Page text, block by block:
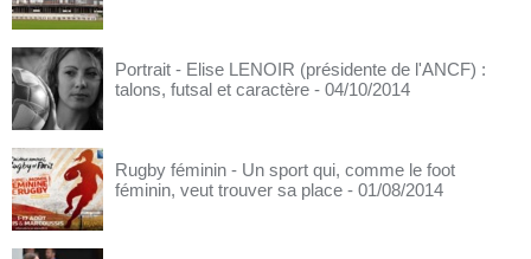
Portrait - Elise LENOIR (présidente de l'ANCF) :
talons, futsal et caractère - 04/10/2014
Rugby féminin - Un sport qui, comme le foot
féminin, veut trouver sa place - 01/08/2014